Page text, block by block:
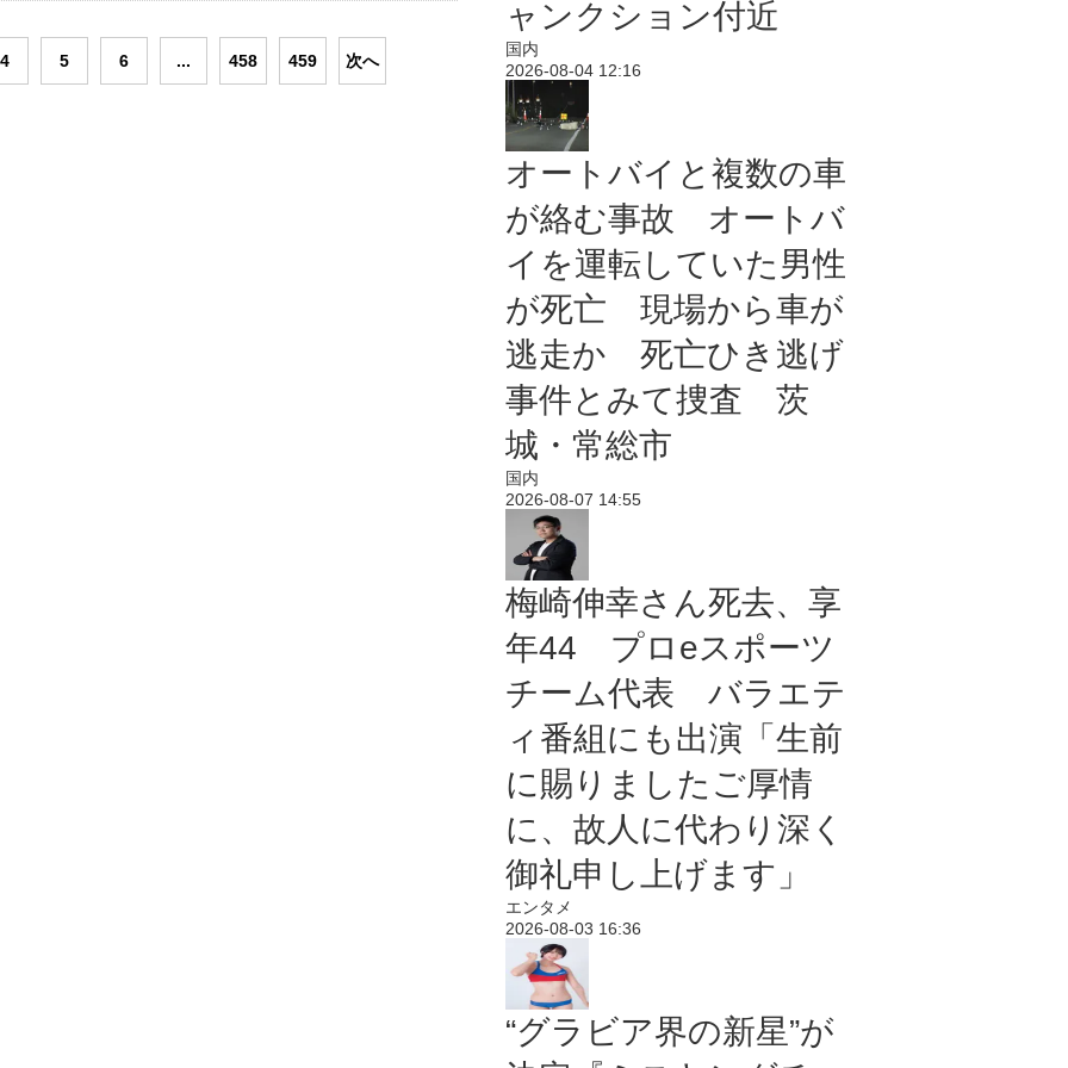
4 5 6 ... 458 459 次へ
ャンクション付近
国内
2026-08-04 12:16
オートバイと複数の車
が絡む事故 オートバ
イを運転していた男性
が死亡 現場から車が
逃走か 死亡ひき逃げ
事件とみて捜査 茨
城・常総市
国内
2026-08-07 14:55
梅崎伸幸さん死去、享
年44 プロeスポーツ
チーム代表 バラエテ
ィ番組にも出演「生前
に賜りましたご厚情
に、故人に代わり深く
御礼申し上げます」
エンタメ
2026-08-03 16:36
“グラビア界の新星”が